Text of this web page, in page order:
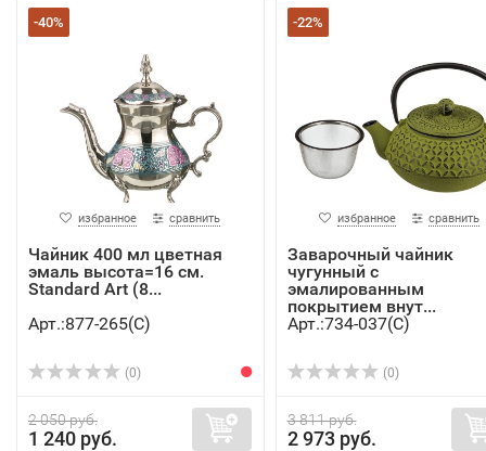
-40%
избранное сравнить
Чайник 400 мл цветная
эмаль высота=16 см.
Standard Art (8...
Арт.:877-265(C)
(0)
2 050 руб.
1 240 руб.
-22%
избранное сравнить
Заварочный чайник
чугунный с
эмалированным
покрытием внут...
Арт.:734-037(C)
(0)
3 811 руб.
2 973 руб.